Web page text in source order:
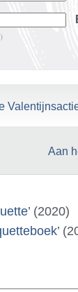
Aan
’ (2020)
’